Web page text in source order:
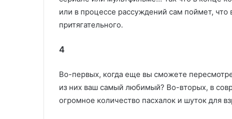
или в процессе рассуждений сам поймет,
притягательного.
4
Во-первых, когда еще вы сможете
из них ваш самый любимый? Во-вторых, в
огромное количество пасхалок и шуток для